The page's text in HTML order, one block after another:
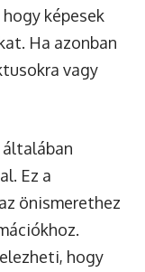
képesek
Ha azonban
vagy
általában
Ez a
önismerethez
hogy